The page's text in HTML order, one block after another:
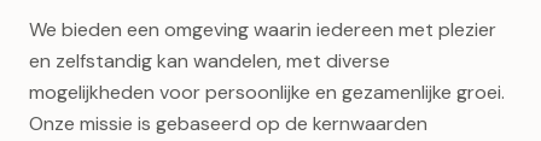
We bieden een omgeving waarin iedereen met plezier
en zelfstandig kan wandelen, met diverse
mogelijkheden voor persoonlijke en gezamenlijke groei.
Onze missie is gebaseerd op de kernwaarden